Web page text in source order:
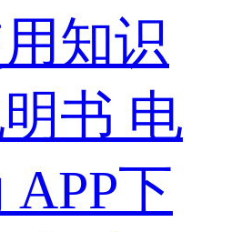
知识
书 电
APP下